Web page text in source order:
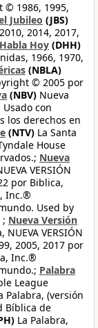
© 1986, 1995,
Jubileo (JBS)
2014, 2017,
Hoy (DHH)
1966, 1970,
(NBLA)
© 2005 por
(NBV) Nueva
con
los derechos en
(NTV) La Santa
House
Nueva
VERSIÓN
por Biblica,
Inc.®
Used by
Nueva Versión
VERSIÓN
2005, 2017 por
Inc.®
Palabra
League
Palabra, (versión
Bíblica de
La Palabra,